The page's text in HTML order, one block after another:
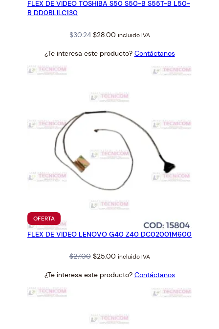
OFERTA
FLEX DE VIDEO TOSHIBA S50 S50-B S55T-B L50-
B DD0BLILC130
$30.24 Original
was:
$28.00Current
is:
incluido IVA
¿Te interesa este producto? Contáctanos
OFERTAPRODUCTO
EN
OFERTA
FLEX DE VIDEO LENOVO G40 Z40 DC02001M600
$27.00 Original
was:
$25.00Current
is:
incluido IVA
¿Te interesa este producto? Contáctanos